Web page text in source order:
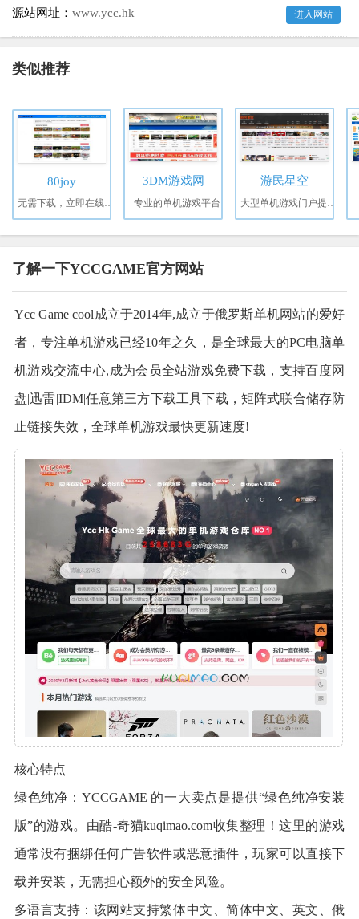
源站网址： www.ycc.hk 进入网站
类似推荐
80joy 3DM游戏网
专业的单机游戏平台
游民星空
了解一下YCCGAME官方网站
Ycc Game cool成立于2014年,成立于俄罗斯单机网站的爱好
者，专注单机游戏已经10年之久，是全球最大的PC电脑单
机游戏交流中心,成为会员全站游戏免费下载，支持百度网
盘|迅雷|IDM|任意第三方下载工具下载，矩阵式联合储存防
止链接失效，全球单机游戏最快更新速度!
核心特点
绿色纯净：YCCGAME 的一大卖点是提供“绿色纯净安装
版”的游戏。由酷-奇猫kuqimao.com收集整理！这里的游戏
通常没有捆绑任何广告软件或恶意插件，玩家可以直接下
载并安装，无需担心额外的安全风险。
多语言支持：该网站支持繁体中文、简体中文、英文、俄